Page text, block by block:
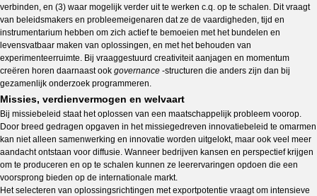
verbinden, en (3) waar mogelijk verder uit te werken c.q. op te schalen. Dit vraagt
van beleidsmakers en probleemeigenaren dat ze de vaardigheden, tijd en
instrumentarium hebben om zich actief te bemoeien met het bundelen en
levensvatbaar maken van oplossingen, en met het behouden van
experimenteerruimte. Bij vraaggestuurd creativiteit aanjagen en momentum
creëren horen daarnaast ook governance -structuren die anders zijn dan bij
gezamenlijk onderzoek programmeren.
Missies, verdienvermogen en welvaart
Bij missiebeleid staat het oplossen van een maatschappelijk probleem voorop.
Door breed gedragen opgaven in het missiegedreven innovatiebeleid te omarmen
kan niet alleen samenwerking en innovatie worden uitgelokt, maar ook veel meer
aandacht ontstaan voor diffusie. Wanneer bedrijven kansen en perspectief krijgen
om te produceren en op te schalen kunnen ze leerervaringen opdoen die een
voorsprong bieden op de internationale markt.
Het selecteren van oplossingsrichtingen met exportpotentie vraagt om intensieve